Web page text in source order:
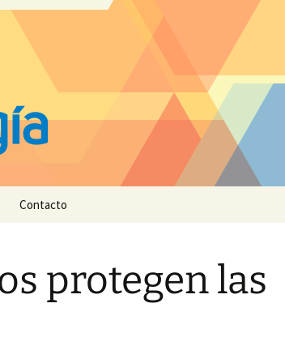
Contacto
protegen las